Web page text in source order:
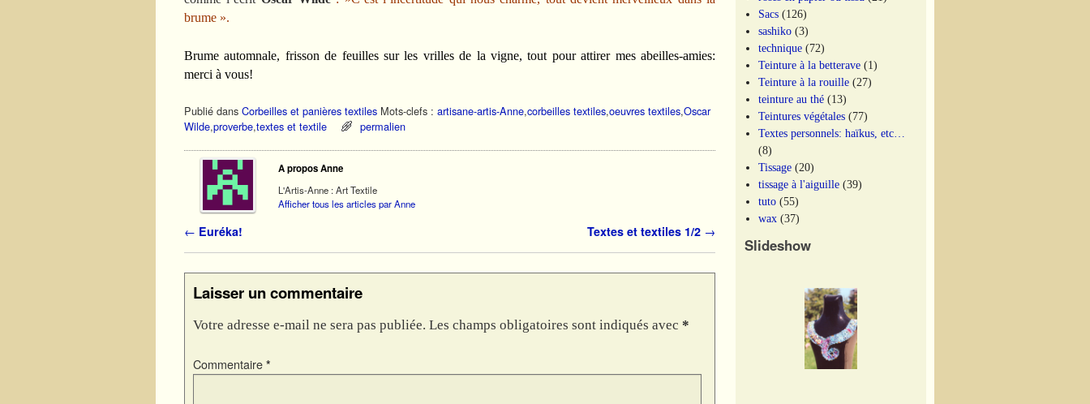
brume ».
Brume automnale, frisson de feuilles sur les vrilles de la vigne, tout pour attirer mes abeilles-amies:
merci à vous!
Publié dans Corbeilles et panières textiles Mots-clefs : artisane-artis-Anne,corbeilles textiles,oeuvres textiles,Oscar
Wilde,proverbe,textes et textile permalien
A propos Anne
L'Artis-Anne : Art Textile
Afficher tous les articles par Anne
Navigation des articles
← Euréka! Textes et textiles 1/2 →
Laisser un commentaire
Votre adresse e-mail ne sera pas publiée. Les champs obligatoires sont indiqués avec *
Commentaire *
Sacs (126)
sashiko (3)
technique (72)
Teinture à la betterave (1)
Teinture à la rouille (27)
teinture au thé (13)
Teintures végétales (77)
Textes personnels: haïkus, etc…
(8)
Tissage (20)
tissage à l'aiguille (39)
tuto (55)
wax (37)
Slideshow